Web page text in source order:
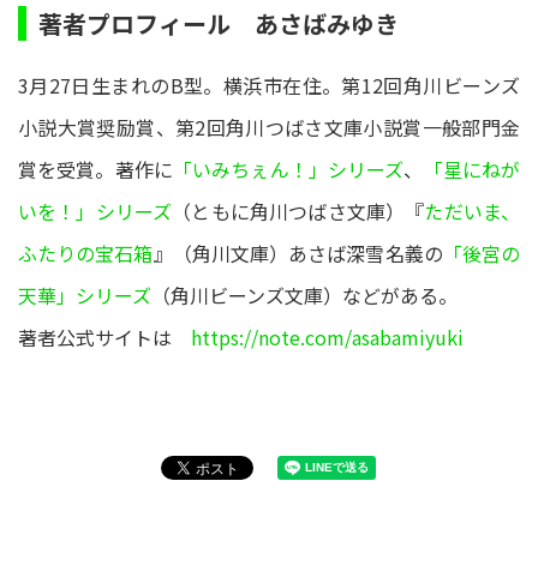
著者プロフィール あさばみゆき
3月27日生まれのB型。横浜市在住。第12回角川ビーンズ
小説大賞奨励賞、第2回角川つばさ文庫小説賞一般部門金
賞を受賞。著作に 「いみちぇん！」シリーズ、
「星にねが
いを！」シリーズ （ともに角川つばさ文庫）『ただいま、
ふたりの宝石箱』（角川文庫）あさば深雪名義の 「後宮の
天華」シリーズ （角川ビーンズ文庫）などがある。
著者公式サイトは https://note.com/asabamiyuki